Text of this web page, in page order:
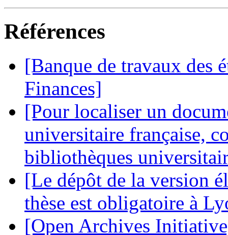
Références
[Banque de travaux des
Finances]
[Pour localiser un
universitaire française,
bibliothèques
[Le dépôt de la version
thèse est obligatoire à
[Open Archives